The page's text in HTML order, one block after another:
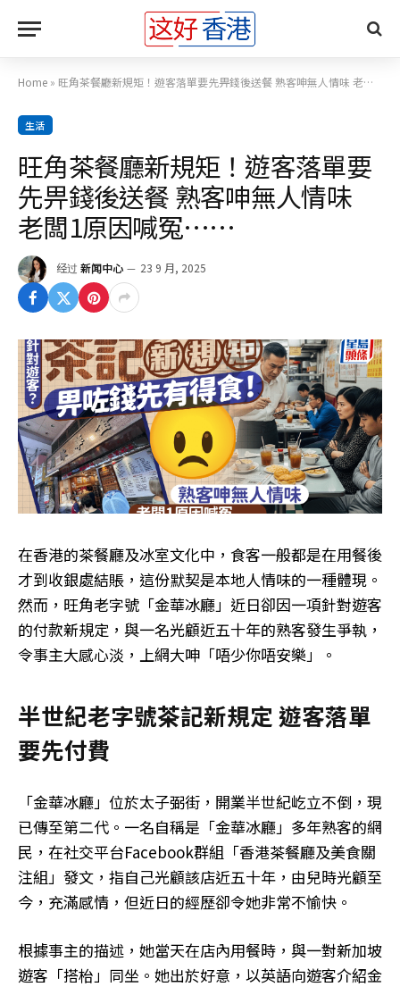
Home » 旺角茶餐廳新規矩！遊客落單要先畀錢後送餐 熟客呻無人情味 老闆1原因喊冤……
生活
旺角茶餐廳新規矩！遊客落單要
先畀錢後送餐 熟客呻無人情味
老闆1原因喊冤……
经过 新闻中心 23 9 月, 2025
在香港的茶餐廳及冰室文化中，食客一般都是在用餐後
才到收銀處結賬，這份默契是本地人情味的一種體現。
然而，旺角老字號「金華冰廳」近日卻因一項針對遊客
的付款新規定，與一名光顧近五十年的熟客發生爭執，
令事主大感心淡，上網大呻「唔少你唔安樂」。
半世紀老字號茶記新規定 遊客落單
要先付費
「金華冰廳」位於太子弼街，開業半世紀屹立不倒，現
已傳至第二代。一名自稱是「金華冰廳」多年熟客的網
民，在社交平台Facebook群組「香港茶餐廳及美食關
注組」發文，指自己光顧該店近五十年，由兒時光顧至
今，充滿感情，但近日的經歷卻令她非常不愉快。
根據事主的描述，她當天在店內用餐時，與一對新加坡
遊客「搭枱」同坐。她出於好意，以英語向遊客介紹金